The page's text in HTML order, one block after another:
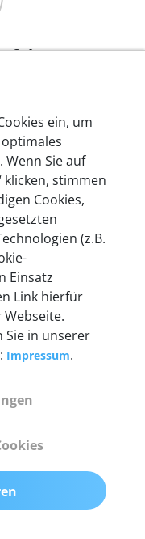
autoaid stecken
am Standort in
vertrauen
und
&
ein, um
Wenn Sie auf
klicken, stimmen
Cookies,
(z.B.
Einsatz
Link hierfür
in unserer
Impressum.